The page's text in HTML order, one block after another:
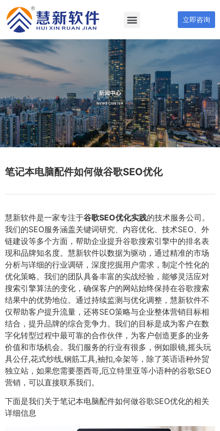
立即咨询
笔记本电脑配件如何做谷歌SEO优化
慧新软件是一家专注于谷歌SEO优化实践的技术服务公司。
我们的SEO服务涵盖关键词研究、内容优化、技术SEO、外
链建设等多个方面，帮助企业提升谷歌搜索引擎中的排名表
现和品牌知名度。慧新软件以数据为驱动，通过精准的市场
分析与详细的行业调研，深度挖掘用户需求，制定个性化的
优化策略。我们的团队具备丰富的实战经验，能够灵活应对
搜索引擎算法的变化，确保客户的网站始终保持在谷歌搜索
结果中的优势地位。通过持续监测与优化调整，慧新软件不
仅帮助客户提升流量，还将SEO策略与企业整体营销目标相
结合，提升品牌的综合竞争力。我们的目标是成为客户在数
字化转型过程中最可靠的合作伙伴，为客户创造更多的业务
价值和市场机会。我们服务的行业有很多，例如眼镜,摇头玩
具公仔,花式纱线,钢筋工具,袖扣,伞架等，除了英语语种外贸
独立站，如果您需要墨西哥,厄立特里亚等小语种的谷歌SEO
营销，可以直接联系我们。
下面是我们关于笔记本电脑配件如何做谷歌SEO优化的相关
详细信息